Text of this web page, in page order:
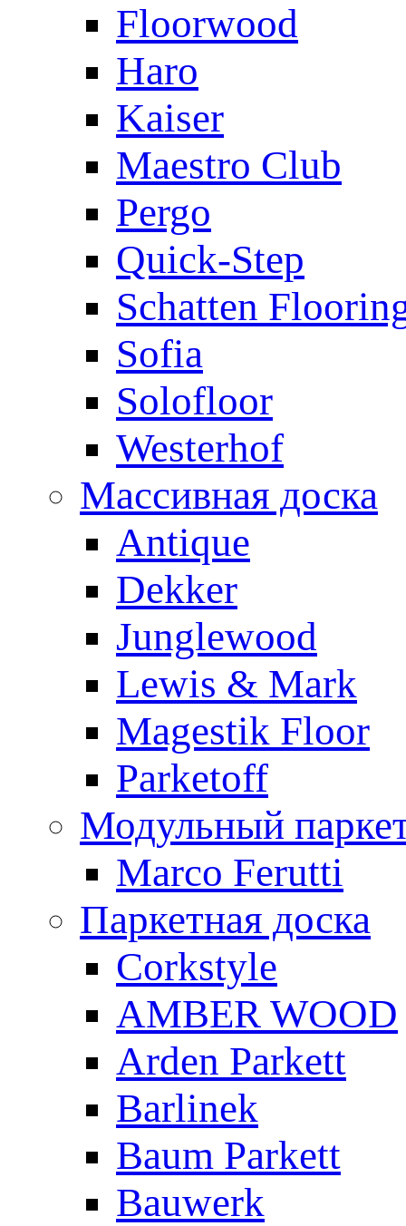
Floorwood
Haro
Kaiser
Maestro Club
Pergo
Quick-Step
Schatten
Sofia
Solofloor
Westerhof
Массивная доска
Antique
Dekker
Junglewood
Lewis & Mark
Magestik Floor
Parketoff
Модульный
Marco Ferutti
Паркетная доска
Corkstyle
AMBER WOOD
Arden Parkett
Barlinek
Baum Parkett
Bauwerk